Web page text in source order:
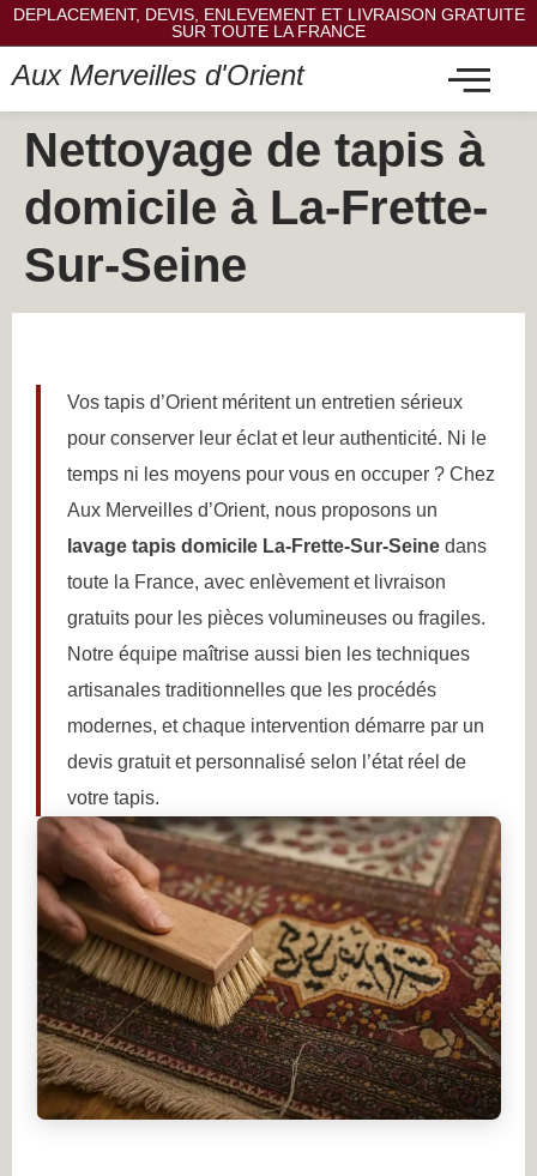
DEPLACEMENT, DEVIS, ENLEVEMENT ET LIVRAISON GRATUITE
SUR TOUTE LA FRANCE
Aux Merveilles d'Orient
Nettoyage de tapis à
domicile à La-Frette-
Sur-Seine
Vos tapis d’Orient méritent un entretien sérieux
pour conserver leur éclat et leur authenticité. Ni le
temps ni les moyens pour vous en occuper ? Chez
Aux Merveilles d’Orient, nous proposons un
lavage tapis domicile La-Frette-Sur-Seine dans
toute la France, avec enlèvement et livraison
gratuits pour les pièces volumineuses ou fragiles.
Notre équipe maîtrise aussi bien les techniques
artisanales traditionnelles que les procédés
modernes, et chaque intervention démarre par un
devis gratuit et personnalisé selon l’état réel de
votre tapis.